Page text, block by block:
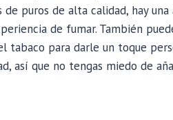
puros de alta calidad, hay
de fumar. También
para darle un toque
así que no tengas miedo de